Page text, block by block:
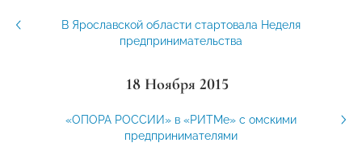
В Ярославской области стартовала Неделя
предпринимательства
18 Ноября 2015
«ОПОРА РОССИИ» в «РИТМе» с омскими
предпринимателями